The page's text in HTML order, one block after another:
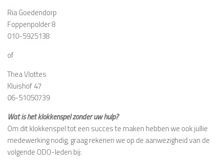
Ria Goedendorp
Foppenpolder 8
010-5925138
of
Thea Vlottes
Kluishof 47
06-51050739
Wat is het klokkenspel zonder uw hulp?
Om dit klokkenspel tot een succes te maken hebben we ook jullie
medewerking nodig, graag rekenen we op de aanwezigheid van de
volgende ODO-leden bij: